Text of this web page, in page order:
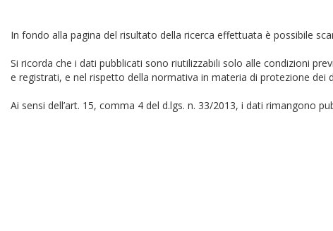
In fondo alla pagina del risultato della ricerca effettuata è possibile
Si ricorda che i dati pubblicati sono riutilizzabili solo alle condizioni
e registrati, e nel rispetto della normativa in materia di protezione dei
Ai sensi dell’art. 15, comma 4 del d.lgs. n. 33/2013, i dati rimangono